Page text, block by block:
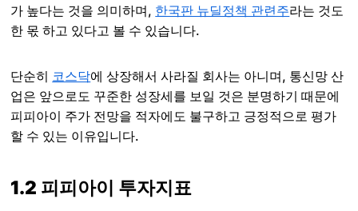
가 높다는 것을 의미하며, 한국판 뉴딜정책 관련주라는 것도
한 몫 하고 있다고 볼 수 있습니다.
단순히 코스닥에 상장해서 사라질 회사는 아니며, 통신망 산
업은 앞으로도 꾸준한 성장세를 보일 것은 분명하기 때문에
피피아이 주가 전망을 적자에도 불구하고 긍정적으로 평가
할 수 있는 이유입니다.
1.2 피피아이 투자지표